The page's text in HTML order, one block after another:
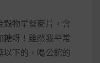
穀物早餐麥片，會
糖呀！雖然我平常
以下的，喝公館的